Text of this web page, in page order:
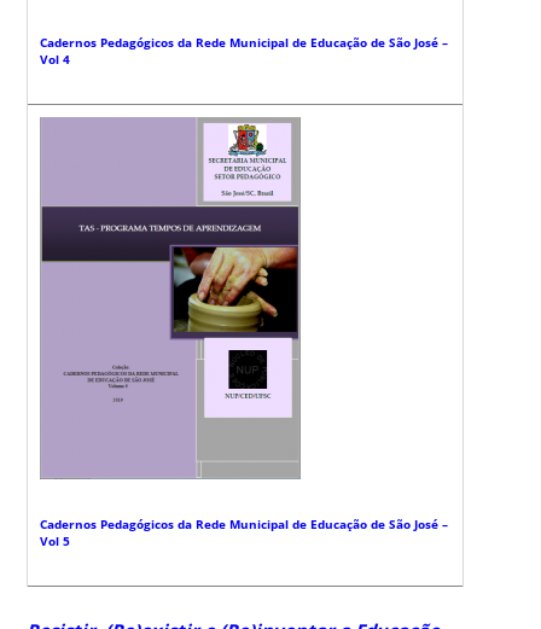
Cadernos Pedagógicos da Rede Municipal de Educação de São José –
Vol 4
Cadernos Pedagógicos da Rede Municipal de Educação de São José –
Vol 5